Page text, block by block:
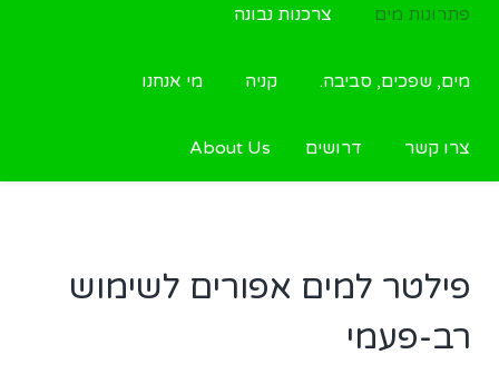
פתרונות מים צרכנות נבונה
מים, שפכים, סביבה. קניה מי אנחנו
צרו קשר דרושים About Us
פילטר למים אפורים לשימוש
רב-פעמי